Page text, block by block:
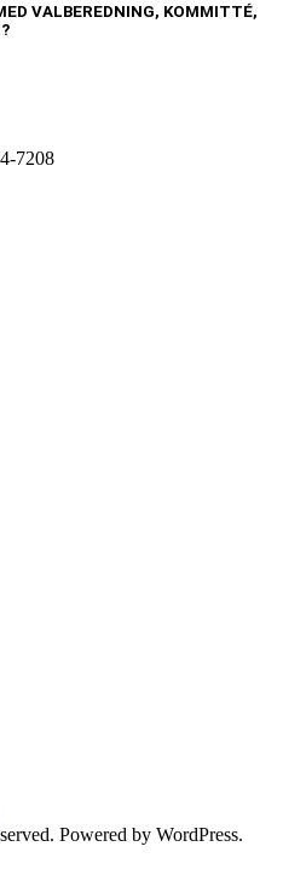
VALBEREDNING, KOMMITTÉ,
7208
Powered by WordPress.